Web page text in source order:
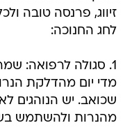
זיווג, פרנסה טובה
לחג החנוכה:
1. סגולה לרפואה:
מדי יום מהדלקת
שכואב. יש הנוהגים
מהנרות ולהשתמש